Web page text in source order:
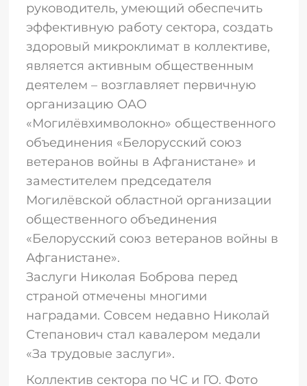
руководитель, умеющий обеспечить
эффективную работу сектора, создать
здоровый микроклимат в коллективе,
является активным общественным
деятелем – возглавляет первичную
организацию ОАО
«Могилёвхимволокно» общественного
объединения «Белорусский союз
ветеранов войны в Афганистане» и
заместителем председателя
Могилёвской областной организации
общественного объединения
«Белорусский союз ветеранов войны в
Афганистане».
Заслуги Николая Боброва перед
страной отмечены многими
наградами. Совсем недавно Николай
Степанович стал кавалером медали
«За трудовые заслуги».
Коллектив сектора по ЧС и ГО. Фото